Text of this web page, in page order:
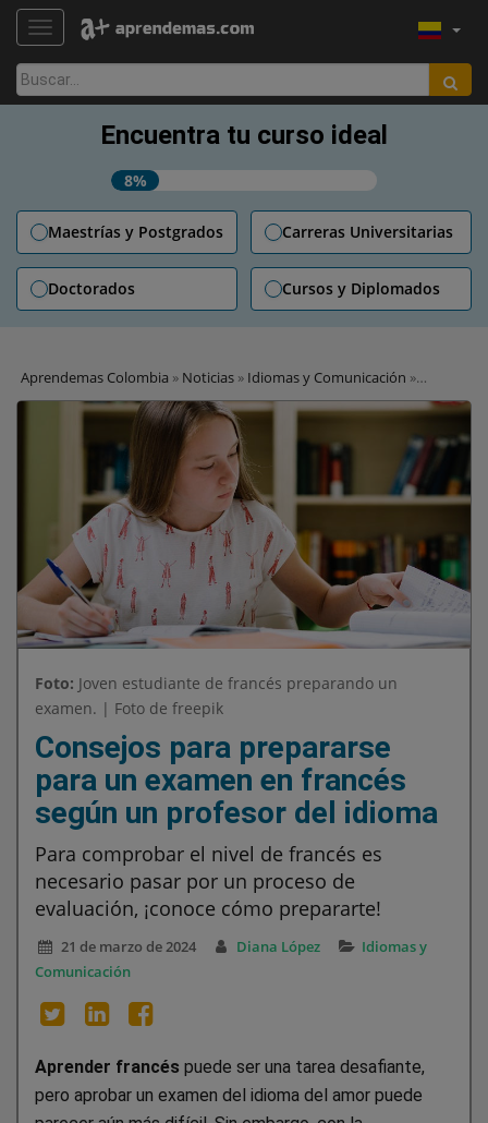
TOGGLE NAVIGATION
Buscar:
Encuentra tu curso ideal
8%
Maestrías y Postgrados Carreras Universitarias
Doctorados Cursos y Diplomados
Aprendemas Colombia » Noticias » Idiomas y Comunicación »
Consejos para prepararse para un examen en francés según un
profesor del idioma
Foto: Joven estudiante de francés preparando un
examen. | Foto de freepik
Consejos para prepararse
para un examen en francés
según un profesor del idioma
Para comprobar el nivel de francés es
necesario pasar por un proceso de
evaluación, ¡conoce cómo prepararte!
21 de marzo de 2024 Diana López
Idiomas y
Comunicación
Aprender francés puede ser una tarea desafiante,
pero aprobar un examen del idioma del amor puede